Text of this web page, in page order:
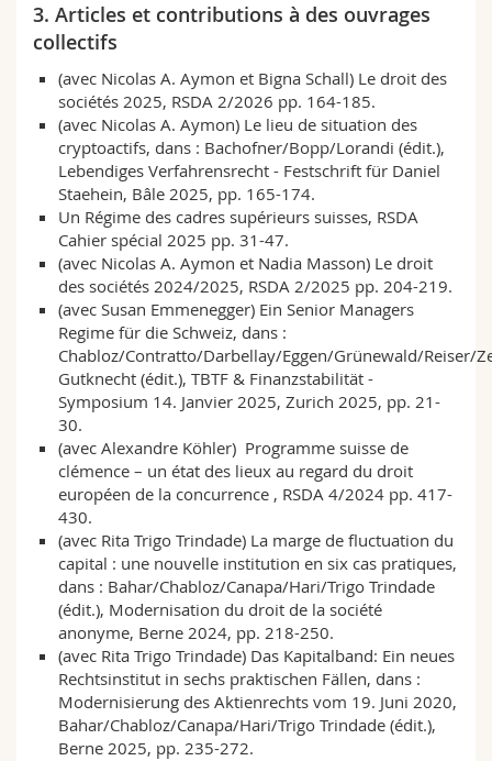
3. Articles et contributions à des ouvrages
collectifs
(avec Nicolas A. Aymon et Bigna Schall) Le droit des
sociétés 2025, RSDA 2/2026 pp. 164-185.
(avec Nicolas A. Aymon) Le lieu de situation des
cryptoactifs, dans : Bachofner/Bopp/Lorandi (édit.),
Lebendiges Verfahrensrecht - Festschrift für Daniel
Staehein, Bâle 2025, pp. 165-174.
Un Régime des cadres supérieurs suisses, RSDA
Cahier spécial 2025 pp. 31-47.
(avec Nicolas A. Aymon et Nadia Masson) Le droit
des sociétés 2024/2025, RSDA 2/2025 pp. 204-219.
(avec Susan Emmenegger) Ein Senior Managers
Regime für die Schweiz, dans :
Chabloz/Contratto/Darbellay/Eggen/Grünewald/Reiser/
Gutknecht (édit.), TBTF & Finanzstabilität -
Symposium 14. Janvier 2025, Zurich 2025, pp. 21-
30.
(avec Alexandre Köhler) Programme suisse de
clémence – un état des lieux au regard du droit
européen de la concurrence, RSDA 4/2024 pp. 417-
430.
(avec Rita Trigo Trindade) La marge de fluctuation du
capital : une nouvelle institution en six cas pratiques,
dans : Bahar/Chabloz/Canapa/Hari/Trigo Trindade
(édit.), Modernisation du droit de la société
anonyme, Berne 2024, pp. 218-250.
(avec Rita Trigo Trindade) Das Kapitalband: Ein neues
Rechtsinstitut in sechs praktischen Fällen, dans :
Modernisierung des Aktienrechts vom 19. Juni 2020,
Bahar/Chabloz/Canapa/Hari/Trigo Trindade (édit.),
Berne 2025, pp. 235-272.